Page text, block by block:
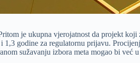
je ukupna vjerojatnost da projekt
godine za regulatornu prijavu.
sužavanju izbora meta mogao bi